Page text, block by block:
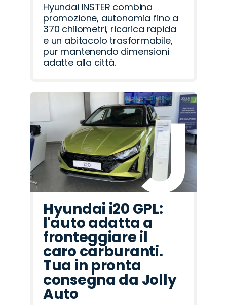
Hyundai INSTER combina
promozione, autonomia fino a
370 chilometri, ricarica rapida
e un abitacolo trasformabile,
pur mantenendo dimensioni
adatte alla città.
Hyundai i20 GPL:
l'auto adatta a
fronteggiare il
caro carburanti.
Tua in pronta
consegna da Jolly
Auto